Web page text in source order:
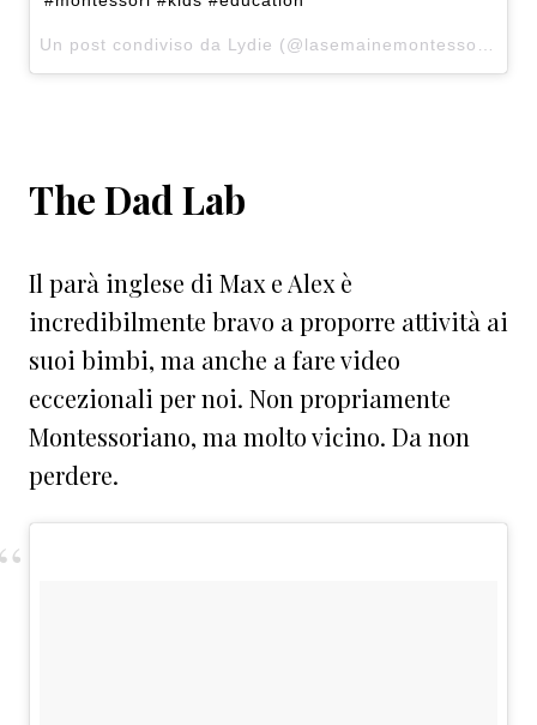
The Dad Lab
Il parà inglese di Max e Alex è
incredibilmente bravo a proporre attività ai
suoi bimbi, ma anche a fare video
eccezionali per noi. Non propriamente
Montessoriano, ma molto vicino. Da non
perdere.